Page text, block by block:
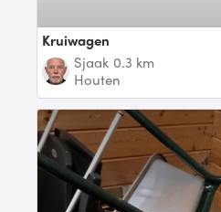
kruiwagen
Sjaak 0.3 km
Houten